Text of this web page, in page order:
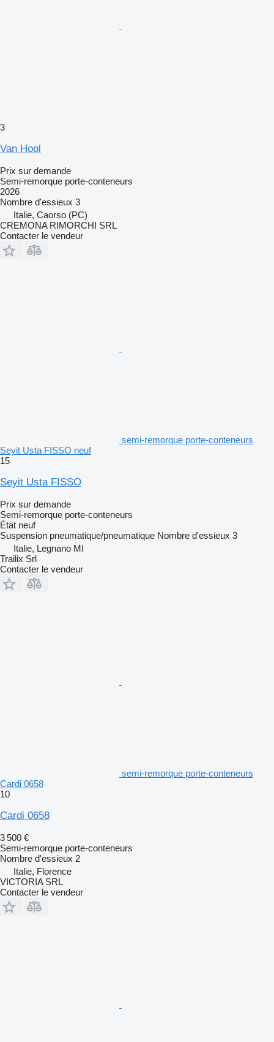
3
Van Hool
Prix sur demande
Semi-remorque porte-conteneurs
2026
Nombre d'essieux 3
Italie, Caorso (PC)
CREMONA RIMORCHI SRL
Contacter le vendeur
semi-remorque porte-conteneurs
Seyit Usta FISSO neuf
15
Seyit Usta FISSO
Prix sur demande
Semi-remorque porte-conteneurs
État neuf
Suspension pneumatique/pneumatique Nombre d'essieux 3
Italie, Legnano MI
Trailix Srl
Contacter le vendeur
semi-remorque porte-conteneurs
Cardi 0658
10
Cardi 0658
3 500 €
Semi-remorque porte-conteneurs
Nombre d'essieux 2
Italie, Florence
VICTORIA SRL
Contacter le vendeur